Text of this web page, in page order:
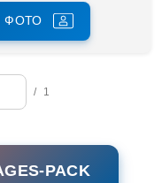
ФОТО
/ 1
PACK